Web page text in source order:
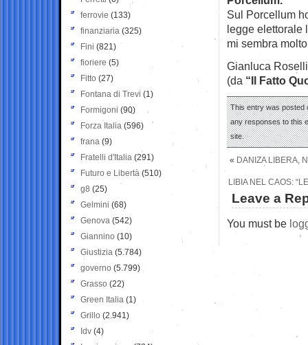
Sul Porcellum
legge elettorale
mi sembra
Gianluca Roselli
(da “Il Fatto
This entry was posted
any responses to this
site.
« DANIZA LIBERA,
LIBIA NEL CAOS:
Leave a
You must be
ferrovie (133)
finanziaria (325)
Fini (821)
fioriere (5)
Fitto (27)
Fontana di Trevi (1)
Formigoni (90)
Forza Italia (596)
frana (9)
Fratelli d'Italia (291)
Futuro e Libertà (510)
g8 (25)
Gelmini (68)
Genova (542)
Giannino (10)
Giustizia (5.784)
governo (5.799)
Grasso (22)
Green Italia (1)
Grillo (2.941)
Idv (4)